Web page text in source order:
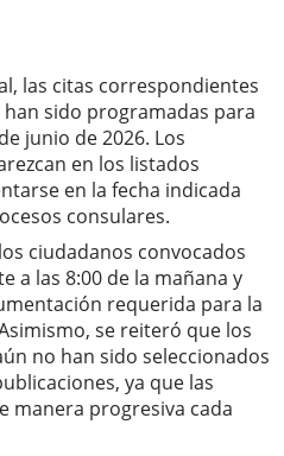
las citas correspondientes
sido programadas para
junio de 2026. Los
en los listados
en la fecha indicada
consulares.
ciudadanos convocados
a las 8:00 de la mañana y
requerida para la
se reiteró que los
no han sido seleccionados
ya que las
manera progresiva cada